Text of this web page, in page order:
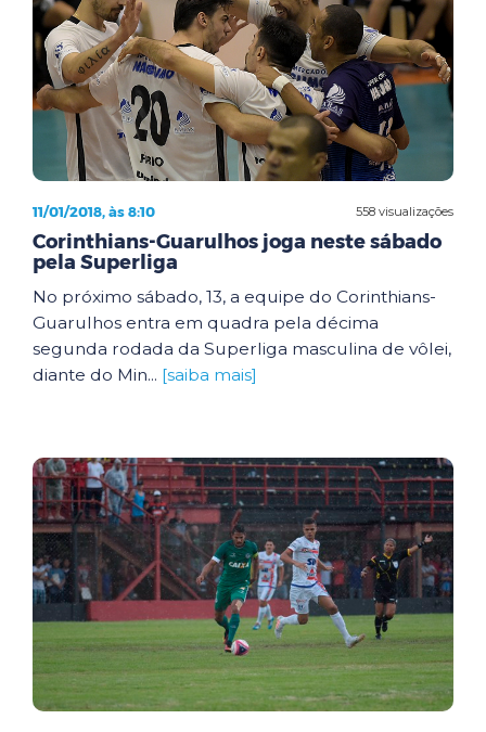
558 visualizações
11/01/2018, às 8:10
Corinthians-Guarulhos joga neste sábado
pela Superliga
No próximo sábado, 13, a equipe do Corinthians-
Guarulhos entra em quadra pela décima
segunda rodada da Superliga masculina de vôlei,
diante do Min... [saiba mais]